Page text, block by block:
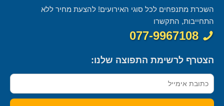
השכרת מתנפחים לכל סוגי האירועים! להצעת מחיר ללא
התחייבות, התקשרו
077-9967108
הצטרף לרשימת התפוצה שלנו: